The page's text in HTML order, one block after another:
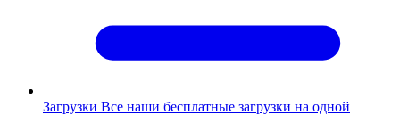
Загрузки Все наши бесплатные загрузки на одной